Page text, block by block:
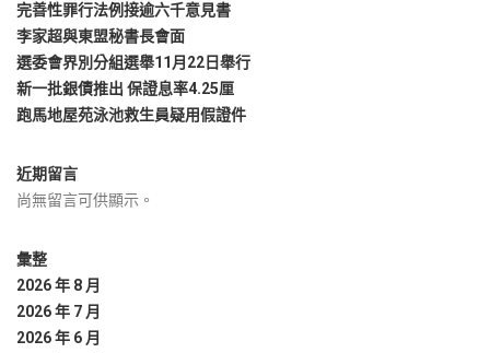
完善性罪行法例接逾六千意見書
李家超與東盟秘書長會面
選委會界別分組選舉11月22日舉行
新一批銀債推出 保證息率4.25厘
跑馬地屋苑泳池救生員疑用假證件
近期留言
尚無留言可供顯示。
彙整
2026 年 8 月
2026 年 7 月
2026 年 6 月